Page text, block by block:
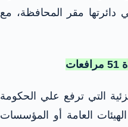
دائرتها مقر المحافظة، مع
التي ترفع علي الحكومة
العامة أو المؤسسات